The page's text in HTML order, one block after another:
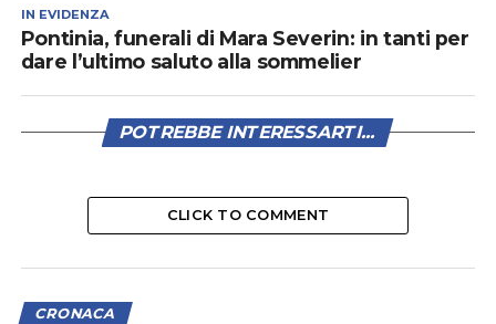
IN EVIDENZA
Pontinia, funerali di Mara Severin: in tanti per
dare l’ultimo saluto alla sommelier
POTREBBE INTERESSARTI...
CLICK TO COMMENT
CRONACA